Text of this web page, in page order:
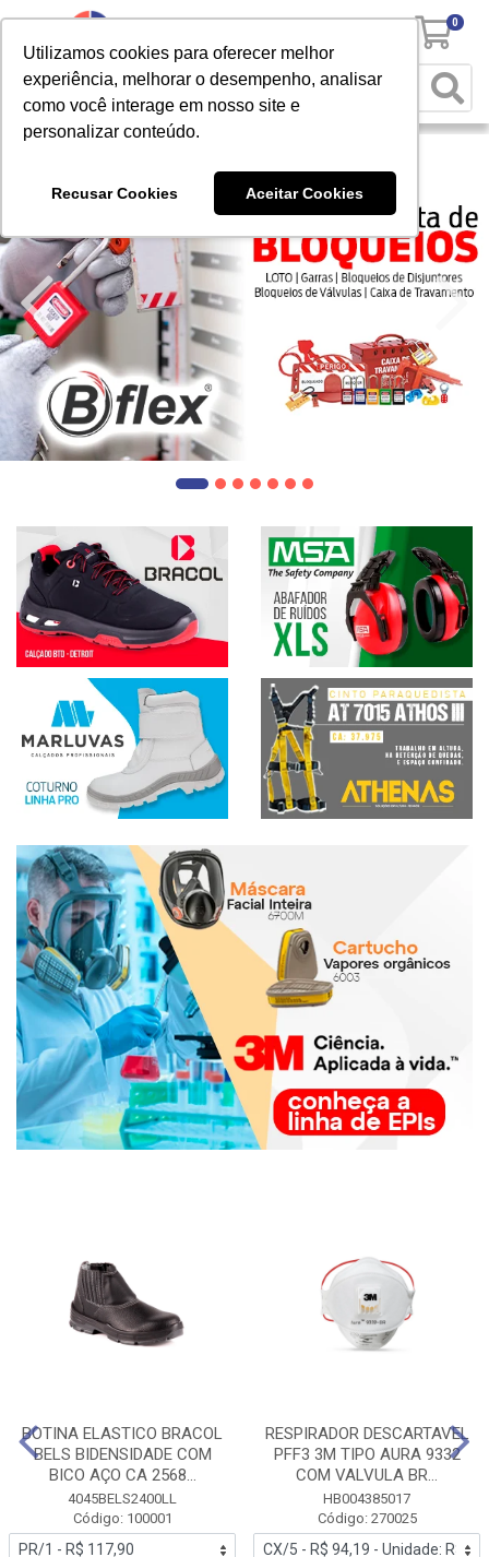
Utilizamos cookies para oferecer melhor
experiência, melhorar o desempenho, analisar
como você interage em nosso site e
personalizar conteúdo.
Recusar Cookies Aceitar Cookies
0
BOTINA ELASTICO BRACOL
BELS BIDENSIDADE COM
BICO AÇO CA 2568...
4045BELS2400LL
Código: 100001
RESPIRADOR DESCARTAVEL
PFF3 3M TIPO AURA 9332
COM VALVULA BR...
HB004385017
Código: 270025